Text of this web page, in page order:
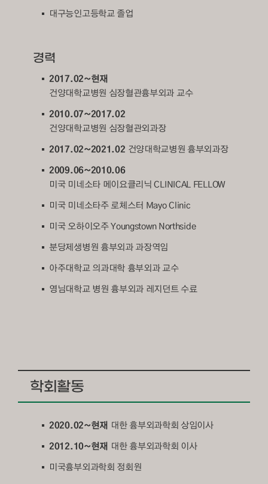
대구능인고등학교 졸업
경력
2017.02~현재
건양대학교병원 심장혈관흉부외과 교수
2010.07~2017.02
건양대학교병원 심장혈관외과장
2017.02~2021.02 건양대학교병원 흉부외과장
2009.06~2010.06
미국 미네소타 메이요클리닉 CLINICAL FELLOW
미국 미네소타주 로체스터 Mayo Clinic
미국 오하이오주 Youngstown Northside
분당제생병원 흉부외과 과장역임
아주대학교 의과대학 흉부외과 교수
영님대학교 병원 흉부외과 레지던트 수료
학회활동
2020.02~현재 대한 흉부외과학회 상임이사
2012.10~현재 대한 흉부외과학회 이사
미국흉부외과학회 정회원